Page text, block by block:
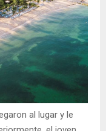
al lugar y le